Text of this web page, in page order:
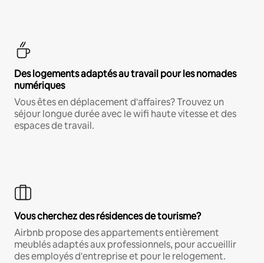
Des logements adaptés au travail pour les nomades
numériques
Vous êtes en déplacement d'affaires? Trouvez un
séjour longue durée avec le wifi haute vitesse et des
espaces de travail.
Vous cherchez des résidences de tourisme?
Airbnb propose des appartements entièrement
meublés adaptés aux professionnels, pour accueillir
des employés d'entreprise et pour le relogement.